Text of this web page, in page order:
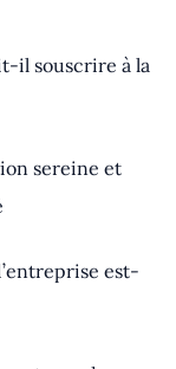
il souscrire à la
sereine et
est-